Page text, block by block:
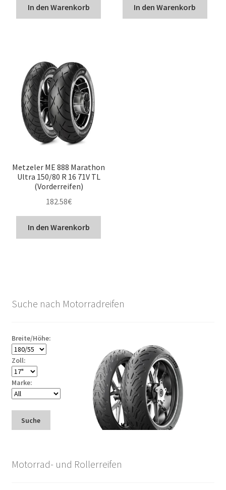
In den Warenkorb In den Warenkorb
Metzeler ME 888 Marathon
Ultra 150/80 R 16 71V TL
(Vorderreifen)
182.58€
In den Warenkorb
Suche nach Motorradreifen
Breite/Höhe:
Zoll:
Marke:
Suche
Motorrad- und Rollerreifen